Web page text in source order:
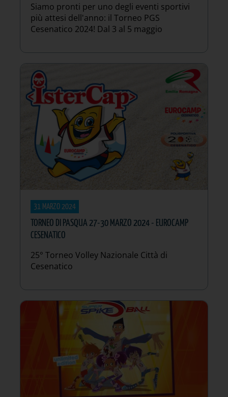
Siamo pronti per uno degli eventi sportivi
più attesi dell'anno: il Torneo PGS
Cesenatico 2024! Dal 3 al 5 maggio
31 MARZO 2024
TORNEO DI PASQUA 27-30 MARZO 2024 - EUROCAMP
CESENATICO
25° Torneo Volley Nazionale Città di
Cesenatico